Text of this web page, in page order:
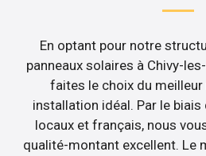
En optant pour notre
panneaux solaires à Chivy-
faites le choix du meilleur
installation idéal. Par le
locaux et français, nous
qualité-montant excellent. Le